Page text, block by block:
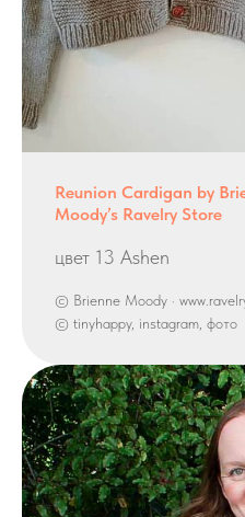
Reunion Cardigan by
Moody’s Ravelry Store
цвет 13 Ashen
© Brienne Moody ·
© tinyhappy, instagram, фото